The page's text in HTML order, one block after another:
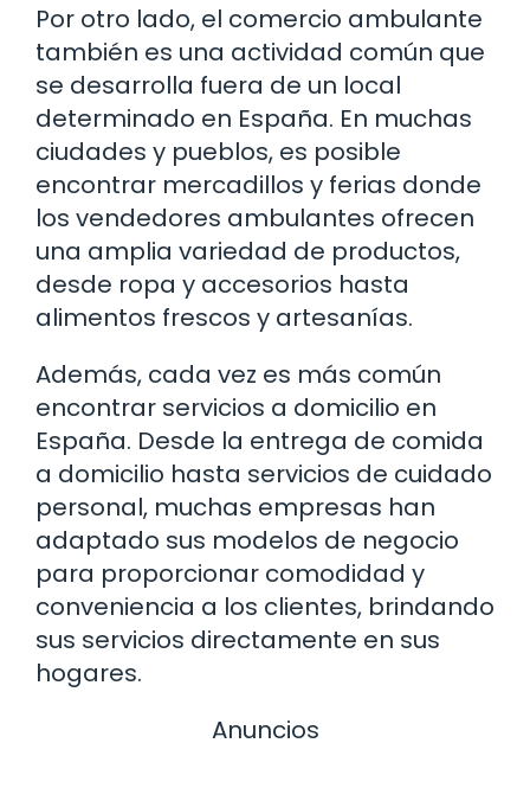
Por otro lado, el comercio ambulante
también es una actividad común que
se desarrolla fuera de un local
determinado en España. En muchas
ciudades y pueblos, es posible
encontrar mercadillos y ferias donde
los vendedores ambulantes ofrecen
una amplia variedad de productos,
desde ropa y accesorios hasta
alimentos frescos y artesanías.
Además, cada vez es más común
encontrar servicios a domicilio en
España. Desde la entrega de comida
a domicilio hasta servicios de cuidado
personal, muchas empresas han
adaptado sus modelos de negocio
para proporcionar comodidad y
conveniencia a los clientes, brindando
sus servicios directamente en sus
hogares.
Anuncios